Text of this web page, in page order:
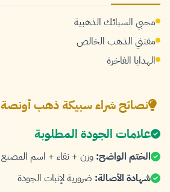
محبي السبائك الذهبية
مقتني الذهب الخالص
الهدايا الفاخرة
نصائح شراء سبيكة ذهب أونصة
علامات الجودة المطلوبة
الختم الواضح: وزن + نقاء + اسم المصنع
شهادة الأصالة: ضرورية لإثبات الجودة